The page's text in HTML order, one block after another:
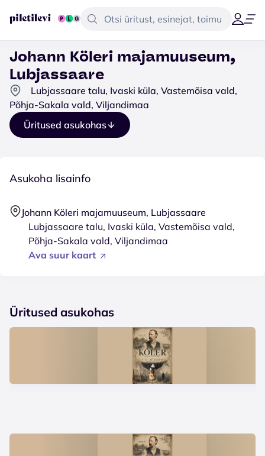
Johann Köleri majamuuseum,
Lubjassaare
Lubjassaare talu, Ivaski küla, Vastemõisa vald,
Põhja-Sakala vald, Viljandimaa
Üritused asukohas
Asukoha lisainfo
Johann Köleri majamuuseum, Lubjassaare
Lubjassaare talu, Ivaski küla, Vastemõisa vald,
Põhja-Sakala vald, Viljandimaa
Ava suur kaart
Üritused asukohas